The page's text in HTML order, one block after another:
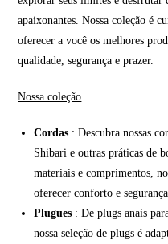
apaixonantes. Nossa coleção é
oferecer a você os melhores
qualidade, segurança e prazer.
Nossa coleção
Cordas : Descubra nossas
Shibari e outras práticas de
materiais e comprimentos,
oferecer conforto e segurança.
Plugues : De plugs anais
nossa seleção de plugs é